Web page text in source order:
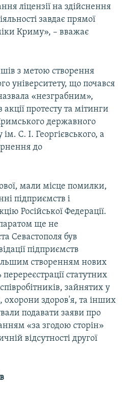
ліцензії на здійснення
завдає прямої
Криму», – вважає
з метою створення
університету, що почався
«незграбним»,
протесту та мітинги
державного
С. І. Георгієвського, а
до
мали місце помилки,
підприємств і
Російської Федерації.
ще не
Севастополя був
підприємств
створенням нових
статутних
зайнятих у
охорони здоров'я, та інших
подавати заяви про
«за згодою сторін»
відсутності другої